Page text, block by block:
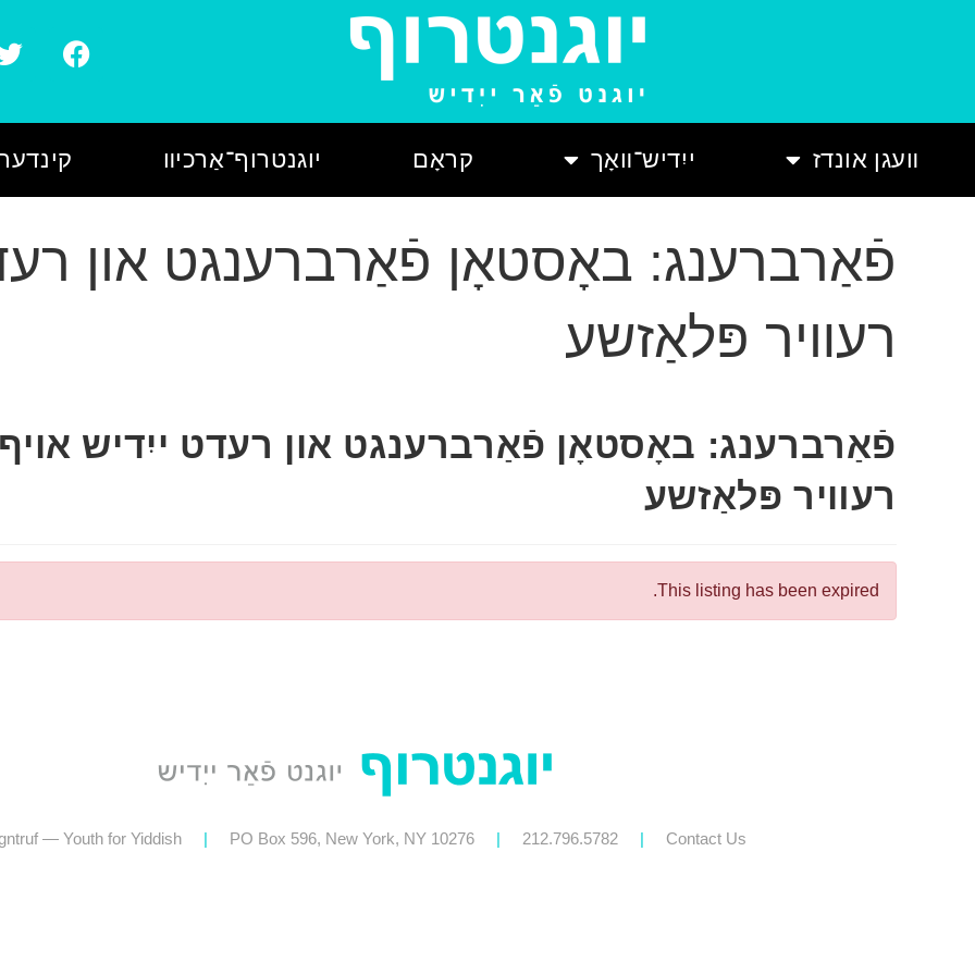
װעגן אונדז ייִדיש־װאָך קראָם יוגנטרוף־אַרכיװ
פֿאַרברענג: באָסטאָן פֿאַרברענגט און
רעװיר פּלאַזשע
פֿאַרברענג: באָסטאָן פֿאַרברענגט און רעדט ייִדיש אויף
רעװיר פּלאַזשע
This listing has been expired.
— Youth for Yiddish | PO Box 596, New York, NY 10276 | 212.796.5782 | Contact Us